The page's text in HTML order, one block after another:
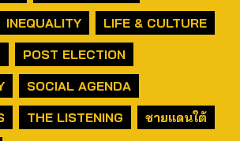
INEQUALITY
LIFE & CULTURE
POST ELECTION
SOCIAL AGENDA
THE LISTENING
ชายแดนใต้